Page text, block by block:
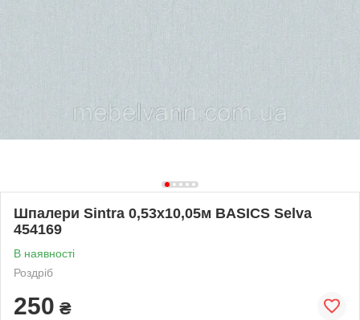
Шпалери Sintra 0,53х10,05м BASICS Selva
454169
В наявності
Роздріб
250 ₴